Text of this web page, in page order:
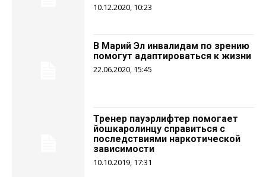
10.12.2020, 10:23
В Марий Эл инвалидам по зрению
помогут адаптироваться к жизни
22.06.2020, 15:45
Тренер пауэрлифтер помогает
йошкаролинцу справиться с
последствиями наркотической
зависимости
10.10.2019, 17:31